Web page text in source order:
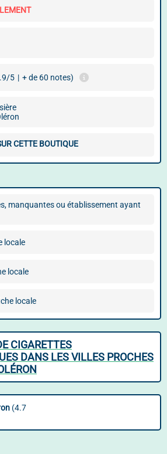
5 | + de 60 notes)
CETTE BOUTIQUE
manquantes ou établissement ayant
locale
locale
locale
CIGARETTES
DANS LES VILLES PROCHES
(4.7